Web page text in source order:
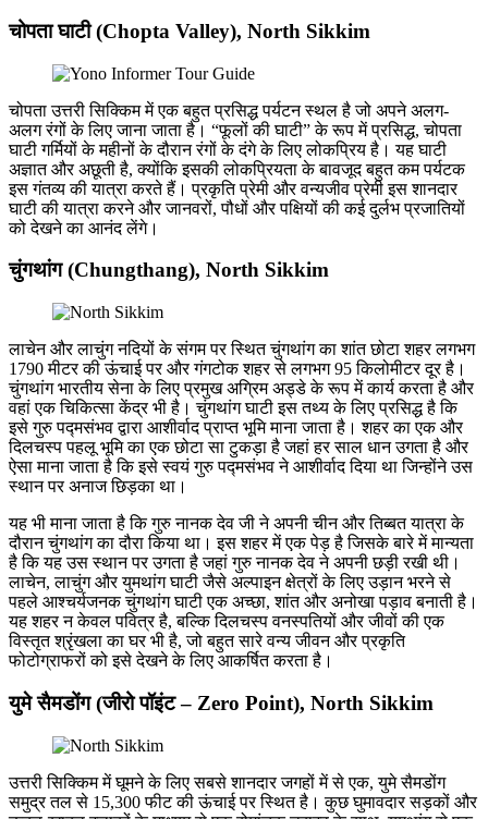
चोपता घाटी (Chopta Valley), North Sikkim
चोपता उत्तरी सिक्किम में एक बहुत प्रसिद्ध पर्यटन स्थल है जो अपने अलग-
अलग रंगों के लिए जाना जाता है। “फूलों की घाटी” के रूप में प्रसिद्ध, चोपता
घाटी गर्मियों के महीनों के दौरान रंगों के दंगे के लिए लोकप्रिय है। यह घाटी
अज्ञात और अछूती है, क्योंकि इसकी लोकप्रियता के बावजूद बहुत कम पर्यटक
इस गंतव्य की यात्रा करते हैं। प्रकृति प्रेमी और वन्यजीव प्रेमी इस शानदार
घाटी की यात्रा करने और जानवरों, पौधों और पक्षियों की कई दुर्लभ प्रजातियों
को देखने का आनंद लेंगे।
चुंगथांग (Chungthang), North Sikkim
लाचेन और लाचुंग नदियों के संगम पर स्थित चुंगथांग का शांत छोटा शहर लगभग
1790 मीटर की ऊंचाई पर और गंगटोक शहर से लगभग 95 किलोमीटर दूर है।
चुंगथांग भारतीय सेना के लिए प्रमुख अग्रिम अड्डे के रूप में कार्य करता है और
वहां एक चिकित्सा केंद्र भी है। चुंगथांग घाटी इस तथ्य के लिए प्रसिद्ध है कि
इसे गुरु पद्मसंभव द्वारा आशीर्वाद प्राप्त भूमि माना जाता है। शहर का एक और
दिलचस्प पहलू भूमि का एक छोटा सा टुकड़ा है जहां हर साल धान उगता है और
ऐसा माना जाता है कि इसे स्वयं गुरु पद्मसंभव ने आशीर्वाद दिया था जिन्होंने उस
स्थान पर अनाज छिड़का था।
यह भी माना जाता है कि गुरु नानक देव जी ने अपनी चीन और तिब्बत यात्रा के
दौरान चुंगथांग का दौरा किया था। इस शहर में एक पेड़ है जिसके बारे में मान्यता
है कि यह उस स्थान पर उगता है जहां गुरु नानक देव ने अपनी छड़ी रखी थी।
लाचेन, लाचुंग और युमथांग घाटी जैसे अल्पाइन क्षेत्रों के लिए उड़ान भरने से
पहले आश्चर्यजनक चुंगथांग घाटी एक अच्छा, शांत और अनोखा पड़ाव बनाती है।
यह शहर न केवल पवित्र है, बल्कि दिलचस्प वनस्पतियों और जीवों की एक
विस्तृत श्रृंखला का घर भी है, जो बहुत सारे वन्य जीवन और प्रकृति
फोटोग्राफरों को इसे देखने के लिए आकर्षित करता है।
युमे सैमडोंग (जीरो पॉइंट – Zero Point), North Sikkim
उत्तरी सिक्किम में घूमने के लिए सबसे शानदार जगहों में से एक, युमे सैमडोंग
समुद्र तल से 15,300 फीट की ऊंचाई पर स्थित है। कुछ घुमावदार सड़कों और